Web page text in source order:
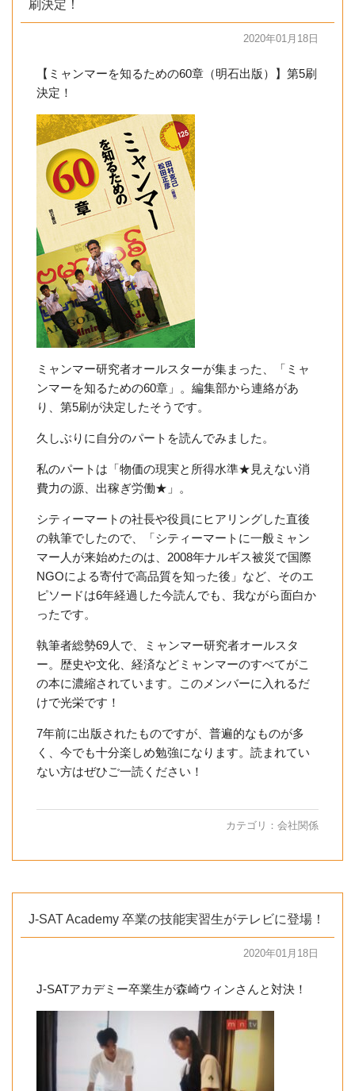
刷決定！
2020年01月18日
【ミャンマーを知るための60章（明石出版）】第5刷
決定！
ミャンマー研究者オールスターが集まった、「ミャ
ンマーを知るための60章」。編集部から連絡があ
り、第5刷が決定したそうです。
久しぶりに自分のパートを読んでみました。
私のパートは「物価の現実と所得水準★見えない消
費力の源、出稼ぎ労働★」。
シティーマートの社長や役員にヒアリングした直後
の執筆でしたので、「シティーマートに一般ミャン
マー人が来始めたのは、2008年ナルギス被災で国際
NGOによる寄付で高品質を知った後」など、そのエ
ピソードは6年経過した今読んでも、我ながら面白か
ったです。
執筆者総勢69人で、ミャンマー研究者オールスタ
ー。歴史や文化、経済などミャンマーのすべてがこ
の本に濃縮されています。このメンバーに入れるだ
けで光栄です！
7年前に出版されたものですが、普遍的なものが多
く、今でも十分楽しめ勉強になります。読まれてい
ない方はぜひご一読ください！
カテゴリ： 会社関係
J-SAT Academy 卒業の技能実習生がテレビに登場！
2020年01月18日
J-SATアカデミー卒業生が森崎ウィンさんと対決！